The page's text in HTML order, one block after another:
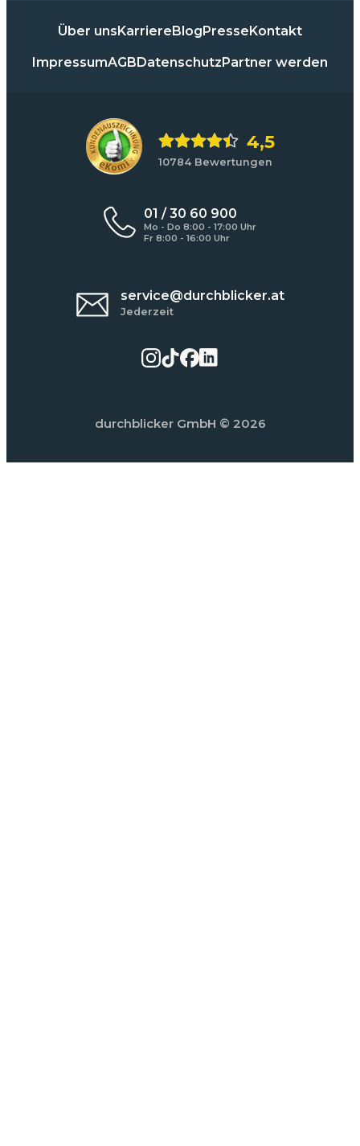
Über unsKarriereBlogPresseKontakt
ImpressumAGBDatenschutzPartner werden
4,5
10784 Bewertungen
01 / 30 60 900
Mo - Do 8:00 - 17:00 Uhr
Fr 8:00 - 16:00 Uhr
service@durchblicker.at
Jederzeit
durchblicker GmbH © 2026